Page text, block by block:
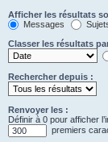
Afficher les résultats
Messages
Classer les résultats
Rechercher depuis :
Renvoyer les :
Définir à 0 pour afficher
premiers